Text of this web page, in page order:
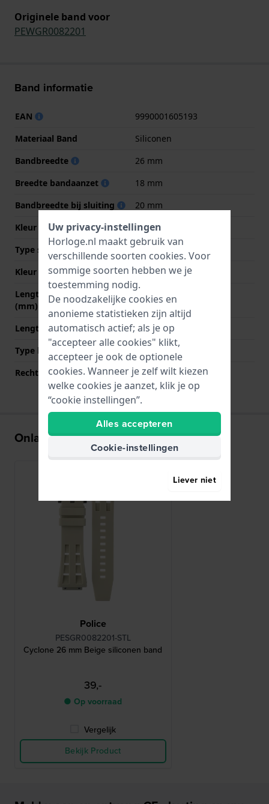
Originele band voor
PEWGR0082201
Band informatie
EAN
9990001605193
Materiaal Band
Siliconen
Bandbreedte
26 mm
Breedte bandaanzet
18 mm
Bandbreedte bij sluiting
20 mm
Kleur Band
Beige
Type sluiting
Kleur sluiting
Grijs
Lengte band op 12 uur
(mm)
80 mm
Lengte band op 6 uur (mm)
120 mm
Type bevestiging
Rechte bandaanzet
Nee
Onlangs bekeken
Police
PESGR0082201-STL
Cyclone 26 mm Beige siliconen band
39,-
● Op voorraad
Vergelijk
Bekijk Product
Uw privacy-instellingen
Horloge.nl maakt gebruik van
verschillende soorten cookies. Voor
sommige soorten hebben we je
toestemming nodig.
De noodzakelijke cookies en
anonieme statistieken zijn altijd
automatisch actief; als je op
"accepteer alle cookies" klikt,
accepteer je ook de optionele
cookies. Wanneer je zelf wilt kiezen
welke cookies je aanzet, klik je op
“cookie instellingen”.
Alles accepteren
Cookie-instellingen
Liever niet